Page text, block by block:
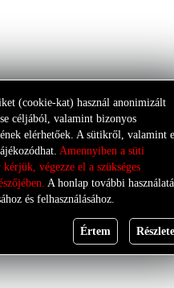
(cookie-kat) használ anonimizált
céljából, valamint bizonyos
elérhetőek. A sütikről, valamint
Amennyiben a süti
végezze el a szükséges
A honlap további
és felhasználásához.
Értem